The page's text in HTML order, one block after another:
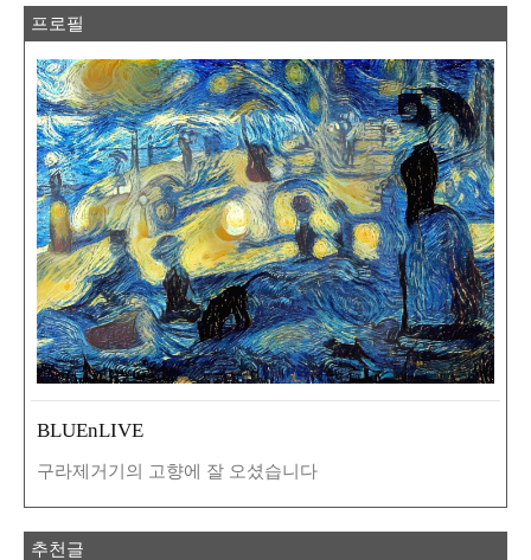
프로필
BLUEnLIVE
구라제거기의 고향에 잘 오셨습니다
추천글